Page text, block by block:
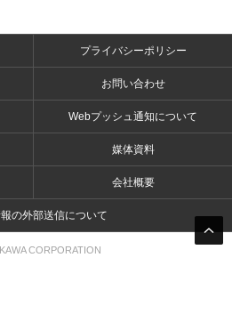
プライバシーポリシー
お問い合わせ
Webプッシュ通知について
媒体資料
会社概要
の外部送信について
CORPORATION